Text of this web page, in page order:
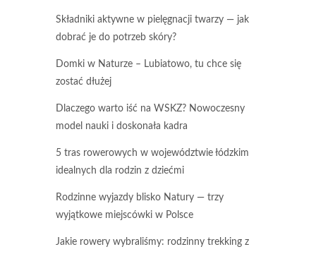
Składniki aktywne w pielęgnacji twarzy — jak
dobrać je do potrzeb skóry?
Domki w Naturze – Lubiatowo, tu chce się
zostać dłużej
Dlaczego warto iść na WSKZ? Nowoczesny
model nauki i doskonała kadra
5 tras rowerowych w województwie łódzkim
idealnych dla rodzin z dziećmi
Rodzinne wyjazdy blisko Natury — trzy
wyjątkowe miejscówki w Polsce
Jakie rowery wybraliśmy: rodzinny trekking z